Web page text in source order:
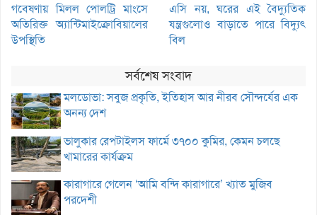
গবেষণায় মিলল পোলট্রি মাংসে
অতিরিক্ত অ্যান্টিমাইক্রোবিয়ালের
উপস্থিতি
এসি নয়, ঘরের এই বৈদ্যুতিক
যন্ত্রগুলোও বাড়াতে পারে বিদ্যুৎ
বিল
সর্বশেষ সংবাদ
মলডোভা: সবুজ প্রকৃতি, ইতিহাস আর নীরব সৌন্দর্যের এক
অনন্য দেশ
ভালুকার রেপটাইলস ফার্মে ৩৭০০ কুমির, কেমন চলছে
খামারের কার্যক্রম
কারাগারে গেলেন ‘আমি বন্দি কারাগারে’ খ্যাত মুজিব
পরদেশী